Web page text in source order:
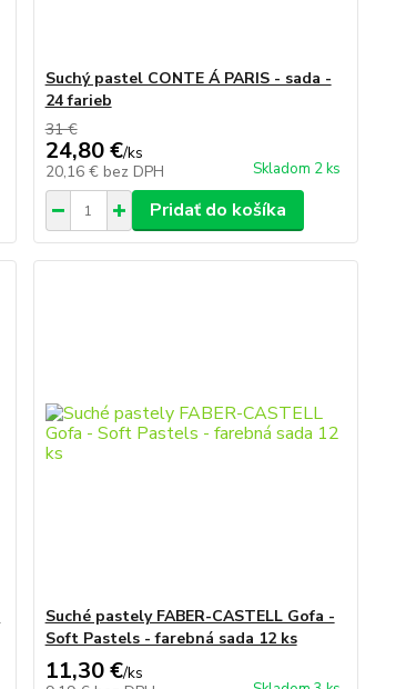
Suchý pastel CONTE Á PARIS - sada -
24 farieb
31 €
24,80 €/ks
20,16 € bez DPH Skladom 2 ks
Pridať do košíka
Suché pastely FABER-CASTELL Gofa -
Soft Pastels - farebná sada 12 ks
11,30 €/ks